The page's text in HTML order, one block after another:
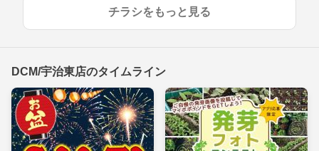
チラシをもっと見る
DCM/宇治東店のタイムライン